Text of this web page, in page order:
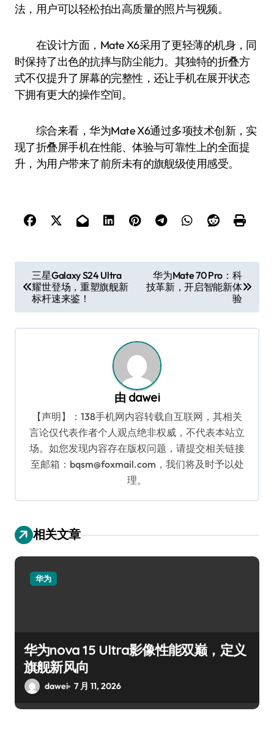
法，用户可以轻松拍出高质量的照片与视频。
在设计方面，Mate X6采用了更轻薄的机身，同
时保持了出色的抗摔与防尘能力。其独特的折叠方
式不仅提升了屏幕的完整性，还让手机在展开状态
下拥有更大的操作空间。
综合来看，华为Mate X6通过多项技术创新，实
现了折叠屏手机在性能、体验与可靠性上的全面提
升，为用户带来了前所未有的旗舰级使用感受。
章
导
航
三星Galaxy S24 Ultra
耀世登场，重塑旗舰新
标杆速来鉴！
华为Mate 70 Pro：科
技革新，开启智能新体
验
由 dawei
【声明】：138手机网内容转载自互联网，其相关
言论仅代表作者个人观点绝非权威，不代表本站立
场。如您发现内容存在版权问题，请提交相关链接
至邮箱：bqsm@foxmail.com，我们将及时予以处
理。
相关文章
华为
华为nova 15 Ultra影像性能双巅，定义
旗舰新风向
dawei 7 月 11, 2026